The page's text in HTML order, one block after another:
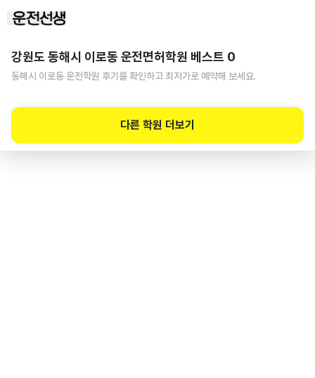
강원도 동해시 이로동 운전면허학원 베스트 0
동해시 이로동 운전학원 후기를 확인하고 최저가로 예약해 보세요.
다른 학원 더보기